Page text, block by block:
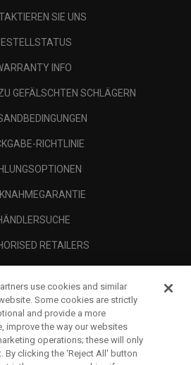
SIE UNS
INFO
GEFÄLSCHTEN SCHLÄGERN
RICHTLINIE
RETAILERS
use cookies and similar
Some cookies are strictly
and provide a more
improve the way our websites
operations; these will only
By clicking the ‘Reject All' button